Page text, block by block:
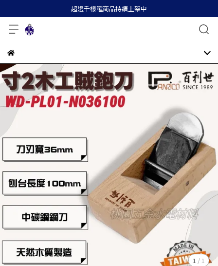
超過千樣種商品持續上架中
1 / 1